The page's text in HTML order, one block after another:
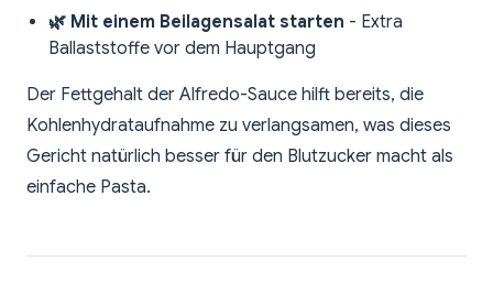
🌿 Mit einem Beilagensalat starten - Extra
Ballaststoffe vor dem Hauptgang
Der Fettgehalt der Alfredo-Sauce hilft bereits, die
Kohlenhydrataufnahme zu verlangsamen, was dieses
Gericht natürlich besser für den Blutzucker macht als
einfache Pasta.